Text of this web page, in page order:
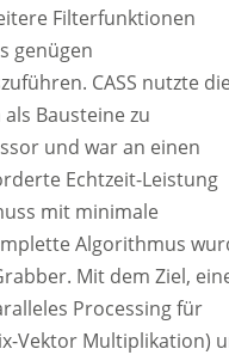
Filterfunktionen
genügen
CASS nutzte die
Bausteine zu
und war an einen
Echtzeit-Leistung
mit minimale
Algorithmus
Mit dem Ziel,
Processing für
Vektor Multiplikation)